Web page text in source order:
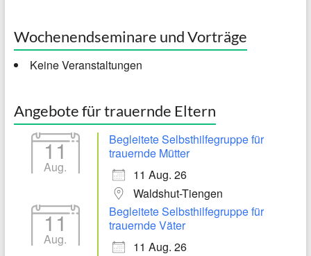
Wochenendseminare und Vorträge
Keine Veranstaltungen
Angebote für trauernde Eltern
11
Aug.
Begleitete Selbsthilfegruppe für
trauernde Mütter
11 Aug. 26
Waldshut-Tiengen
11
Aug.
Begleitete Selbsthilfegruppe für
trauernde Väter
11 Aug. 26